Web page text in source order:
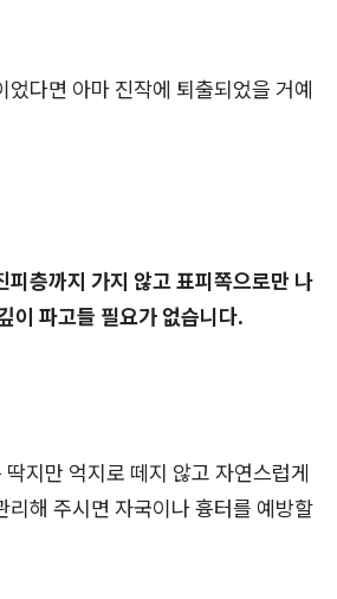
었다면 아마 진작에 퇴출되었을 거예
피층까지 가지 않고 표피쪽으로만 나
이 파고들 필요가 없습니다.
지만 억지로 떼지 않고 자연스럽게
리해 주시면 자국이나 흉터를 예방할